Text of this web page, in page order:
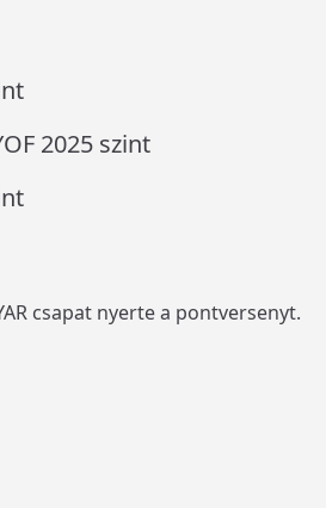
2025 szint
csapat nyerte a pontversenyt.